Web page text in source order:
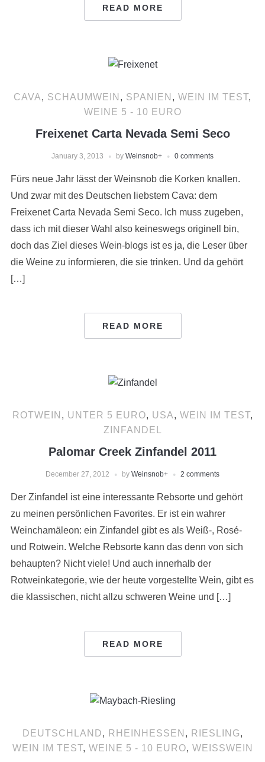
READ MORE
CAVA, SCHAUMWEIN , SPANIEN , WEIN IM TEST,
WEINE 5 - 10 EURO
Freixenet Carta Nevada Semi Seco
January 3, 2013 by Weinsnob+ 0 comments
Fürs neue Jahr lässt der Weinsnob die Korken knallen.
Und zwar mit des Deutschen liebstem Cava: dem
Freixenet Carta Nevada Semi Seco. Ich muss zugeben,
dass ich mit dieser Wahl also keineswegs originell bin,
doch das Ziel dieses Wein-blogs ist es ja, die Leser über
die Weine zu informieren, die sie trinken. Und da gehört
[…]
READ MORE
ROTWEIN , UNTER 5 EURO, USA, WEIN IM TEST,
ZINFANDEL
Palomar Creek Zinfandel 2011
December 27, 2012 by Weinsnob+ 2 comments
Der Zinfandel ist eine interessante Rebsorte und gehört
zu meinen persönlichen Favorites. Er ist ein wahrer
Weinchamäleon: ein Zinfandel gibt es als Weiß-, Rosé-
und Rotwein. Welche Rebsorte kann das denn von sich
behaupten? Nicht viele! Und auch innerhalb der
Rotweinkategorie, wie der heute vorgestellte Wein, gibt es
die klassischen, nicht allzu schweren Weine und […]
READ MORE
DEUTSCHLAND, RHEINHESSEN , RIESLING,
WEIN IM TEST, WEINE 5 - 10 EURO, WEISSWEIN